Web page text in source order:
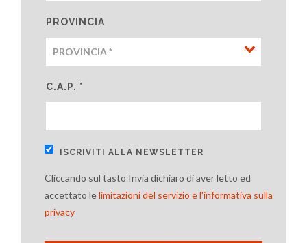
PROVINCIA
C.A.P. *
ISCRIVITI ALLA NEWSLETTER
Cliccando sul tasto Invia dichiaro di aver letto ed
accettato lelimitazioni del servizio e l'informativa sulla
privacy